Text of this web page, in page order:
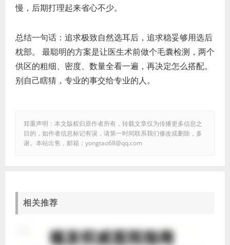
慢，后期打理起来省心不少。
总结一句话：追求极致自然选耳后，追求稳妥够用选后
枕部。 最聪明的方案是让医生术前做个毛囊检测，两个
供区的粗细、密度、数量全看一遍，再决定怎么搭配。
别自己瞎猜，专业的事交给专业的人。
郑重声明：本文版权归原作者所有，转载文章仅为传播更多信息之
目的，如作者信息标记有误，请第一时间联系我们修改或删除，多
谢。本站出售，邮箱：yongtao68@qq.com
相关推荐